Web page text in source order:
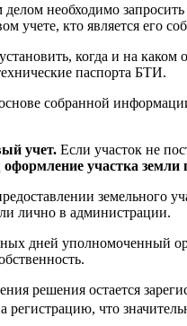
необходимо
учете, кто является его
когда и на каком
паспорта БТИ.
собранной
учет. Если участок не
оформление участка земли
земельного
лично в администрации.
дней уполномоченный
решения остается
что